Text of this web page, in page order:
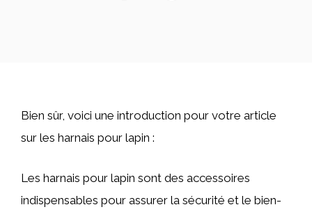
Bien sûr, voici une introduction pour votre article
sur les harnais pour lapin :
Les harnais pour lapin sont des accessoires
indispensables pour assurer la sécurité et le bien-